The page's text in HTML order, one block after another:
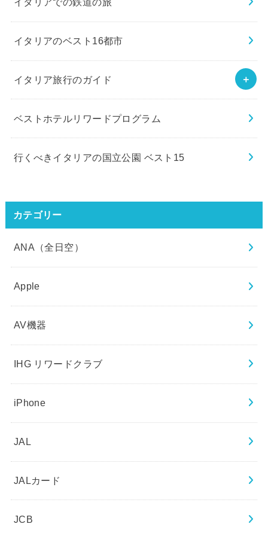
イタリアのベスト16都市
イタリア旅行のガイド
ベストホテルリワードプログラム
行くべきイタリアの国立公園 ベスト15
カテゴリー
ANA（全日空）
Apple
AV機器
IHG リワードクラブ
iPhone
JAL
JALカード
JCB